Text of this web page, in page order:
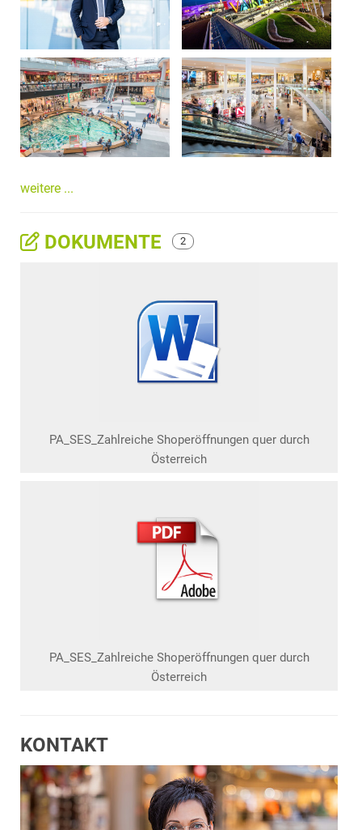
weitere ...
DOKUMENTE 2
PA_SES_Zahlreiche Shoperöffnungen quer durch
Österreich
PA_SES_Zahlreiche Shoperöffnungen quer durch
Österreich
KONTAKT